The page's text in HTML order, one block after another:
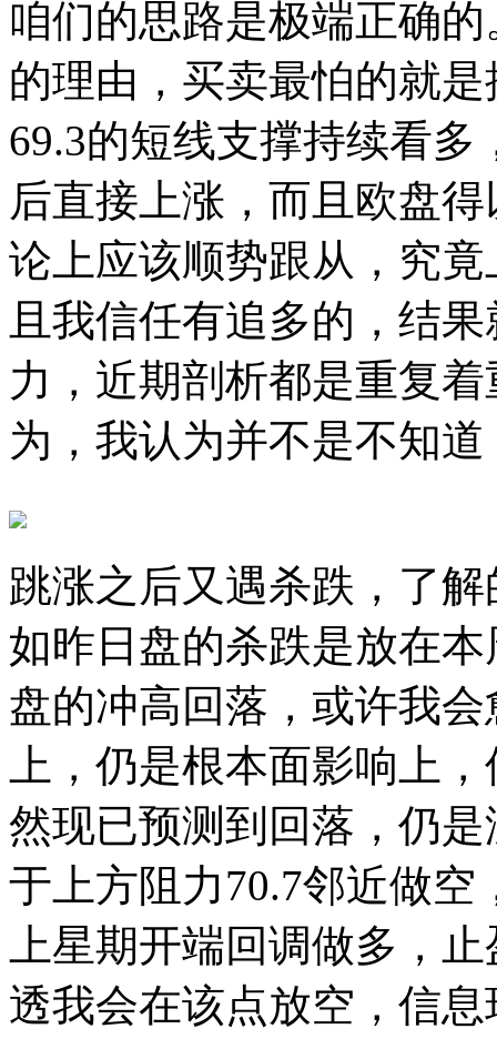
咱们的思路是极端正确
的理由，买卖最怕的就
69.3的短线支撑持续看
后直接上涨，而且欧盘
论上应该顺势跟从，究
且我信任有追多的，结
力，近期剖析都是重复
为，我认为并不是不知
跳涨之后又遇杀跌，了
如昨日盘的杀跌是放在
盘的冲高回落，或许我
上，仍是根本面影响上
然现已预测到回落，仍
于上方阻力70.7邻近做
上星期开端回调做多，
透我会在该点放空，信